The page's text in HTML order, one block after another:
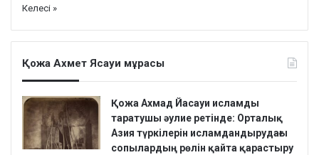
Келесі »
Қожа Ахмет Ясауи мұрасы
Қожа Ахмад Йасауи исламды
таратушы әулие ретінде: Орталық
Азия түркілерін исламдандырудағы
сопылардың рөлін қайта қарастыру